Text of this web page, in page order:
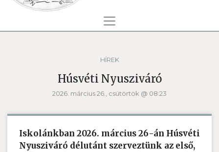
HÍREK
Húsvéti Nyusziváró
2026. március 26., csütörtök @ 08:23
Iskolánkban 2026. március 26-án Húsvéti
Nyusziváró délutánt szerveztünk az első,